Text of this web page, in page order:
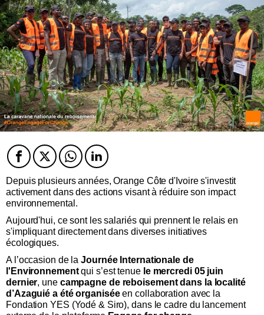
Facebook
TwitterTwitterTwitter
Depuis plusieurs années, Orange Côte d'Ivoire s'investit
activement dans des actions visant à réduire son impact
environnemental.
Aujourd'hui, ce sont les salariés qui prennent le relais en
s'impliquant directement dans diverses initiatives
écologiques.
A l’occasion de laJournée Internationale de
l'Environnementqui s’est tenuele mercredi 05 juin
dernier, une campagne de reboisement dans la localité
d’Azaguié a été organiséeen collaboration avec la
Fondation YES (Yodé & Siro), dans le cadre du lancement